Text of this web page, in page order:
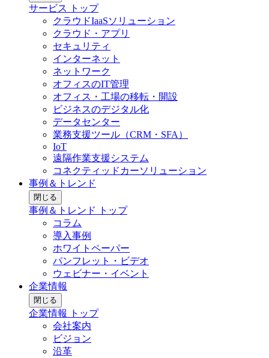
サービス トップ
クラウドIaaSソリューション
クラウド・アプリ
セキュリティ
インターネット
ネットワーク
オフィスのIT管理
オフィス・工場の移転・開設
ビジネスのデジタル化
データセンター
業務支援ツール（CRM・SFA）
IoT
遠隔作業支援システム
コネクティッドカーソリューション
事例＆トレンド
閉じる
事例＆トレンド トップ
コラム
導入事例
ホワイトペーパー
パンフレット・ビデオ
ウェビナー・イベント
企業情報
閉じる
企業情報 トップ
会社案内
ビジョン
沿革